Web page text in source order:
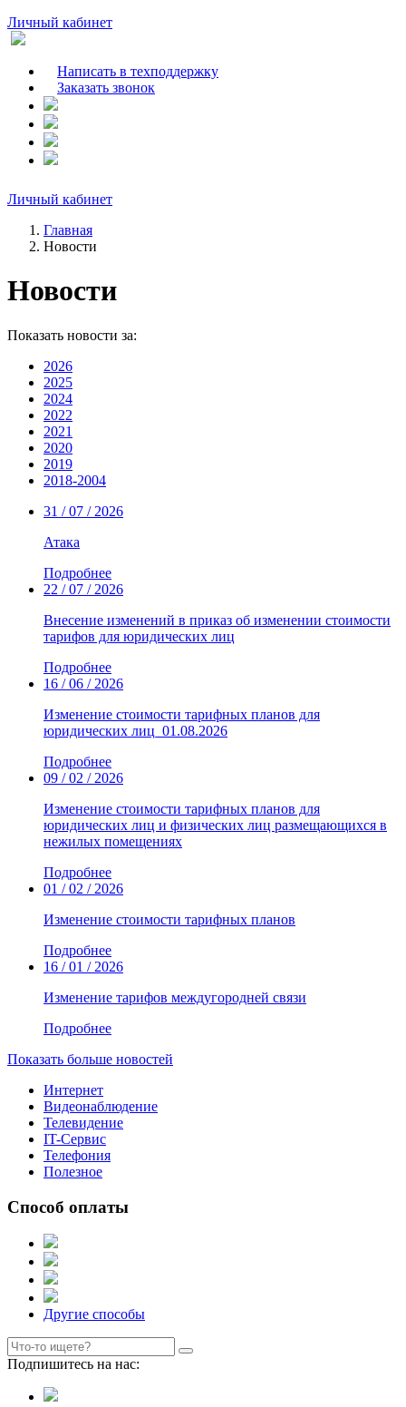
Личный кабинет
Написать в техподдержку
Заказать звонок
Личный кабинет
Главная
Новости
Новости
Показать новости за:
2026
2025
2024
2022
2021
2020
2019
2018-2004
31 / 07 / 2026
Атака
Подробнее
22 / 07 / 2026
Внесение изменений в приказ об изменении стоимости
тарифов для юридических лиц
Подробнее
16 / 06 / 2026
Изменение стоимости тарифных планов для
юридических лиц_01.08.2026
Подробнее
09 / 02 / 2026
Изменение стоимости тарифных планов для
юридических лиц и физических лиц размещающихся в
нежилых помещениях
Подробнее
01 / 02 / 2026
Изменение стоимости тарифных планов
Подробнее
16 / 01 / 2026
Изменение тарифов междугородней связи
Подробнее
Показать больше новостей
Интернет
Видеонаблюдение
Телевидение
IT-Сервис
Телефония
Полезное
Способ оплаты
Другие способы
Подпишитесь на нас: